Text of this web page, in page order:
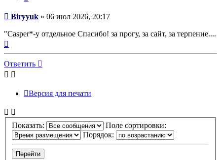
Сообщение
Biryyuk » 06 июл 2026, 20:17
"Casper*-у отдельное Спасибо! за прогу, за сайт, за терпение....
началу
Ответить
Версия для печати
Показать:
Поле сортировки:
Порядок: